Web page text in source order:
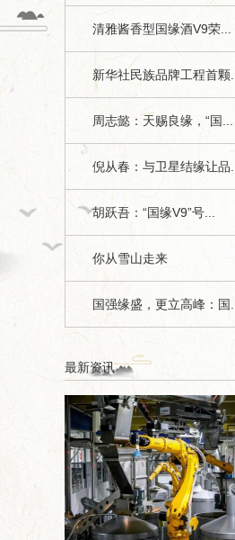
清雅酱香型国缘酒V9荣...
新华社民族品牌工程首颗...
周志懿：天赐良缘，“国...
倪从春：与卫星结缘让品...
胡跃吾：“国缘V9”号...
你从雪山走来
国强缘盛，更立高峰：国...
最新资讯
缘月报》第八期 特刊1、4版